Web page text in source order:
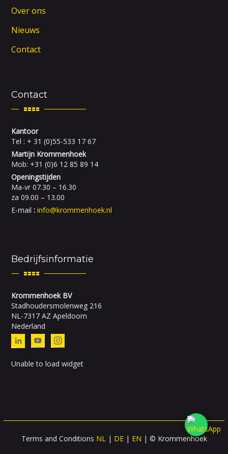
Over ons
Nieuws
Contact
Contact
Kantoor
Tel : + 31 (0)55-533 17 67
Martijn Krommenhoek
Mob: +31 (0)6 12 85 89 14
Openingstijden
Ma-vr 07.30 – 16.30
za 09.00 – 13.00
E-mail :info@krommenhoek.nl
Bedrijfsinformatie
Krommenhoek BV
Stadhoudersmolenweg 216
NL-7317 AZ Apeldoorn
Nederland
Unable to load widget
Terms and Conditions NL| DE| EN | © Krommenhoek